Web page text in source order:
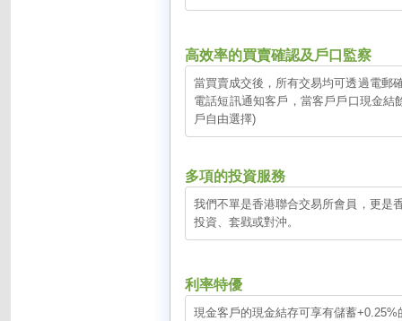
高效率的買賣確認及戶口監察
當買賣成交後，所有交易均可透過電郵
電話短訊通知客戶，當客戶戶口現金
戶自由選擇)
多項的投資服務
我們不單是香港聯合交易所會員，更是
投資、套戥或對沖。
利率特優
現金客戶的現金結存可享有儲蓄